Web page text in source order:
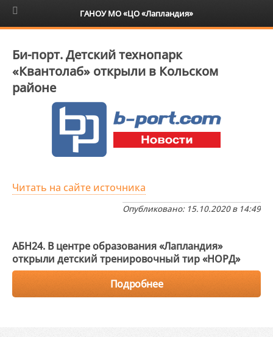
6+
Би-порт. Детский технопарк
«Квантолаб» открыли в Кольском
районе
Читать на сайте источника
Опубликовано: 15.10.2020 в 14:49
АБН24. В центре образования «Лапландия»
открыли детский тренировочный тир «НОРД»
Подробнее
ГАНОУ МО «ЦО «Лапландия»